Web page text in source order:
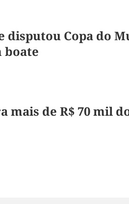
disputou Copa do
boate
mais de R$ 70 mil